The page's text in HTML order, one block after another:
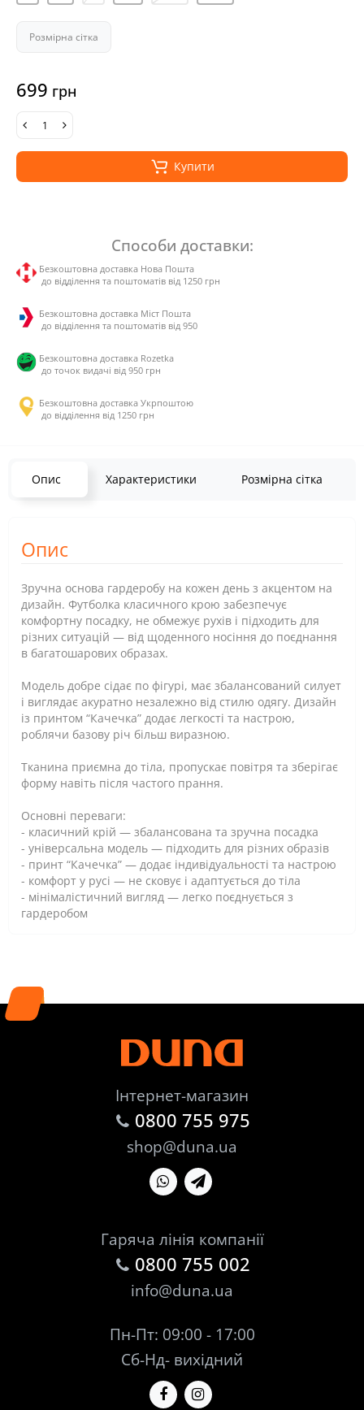
Розмірна сітка
699 грн
Купити
Способи доставки:
Безкоштовна доставка Нова Пошта
до відділення та поштоматів від 1250 грн
Безкоштовна доставка Міст Пошта
до відділення та поштоматів від 950
Безкоштовна доставка Rozetka
до точок видачі від 950 грн
Безкоштовна доставка Укрпоштою
до відділення від 1250 грн
Опис Характеристики Розмірна сітка
Опис
Зручна основа гардеробу на кожен день з акцентом на
дизайн. Футболка класичного крою забезпечує
комфортну посадку, не обмежує рухів і підходить для
різних ситуацій — від щоденного носіння до поєднання
в багатошарових образах.
Модель добре сідає по фігурі, має збалансований силует
і виглядає акуратно незалежно від стилю одягу. Дизайн
із принтом “Качечка” додає легкості та настрою,
роблячи базову річ більш виразною.
Тканина приємна до тіла, пропускає повітря та зберігає
форму навіть після частого прання.
Основні переваги:
- класичний крій — збалансована та зручна посадка
- універсальна модель — підходить для різних образів
- принт “Качечка” — додає індивідуальності та настрою
- комфорт у русі — не сковує і адаптується до тіла
- мінімалістичний вигляд — легко поєднується з
гардеробом
Інтернет-магазин
0800 755 975
shop@duna.ua
Гаряча лінія компанії
0800 755 002
info@duna.ua
Пн-Пт: 09:00 - 17:00
Сб-Нд- вихідний